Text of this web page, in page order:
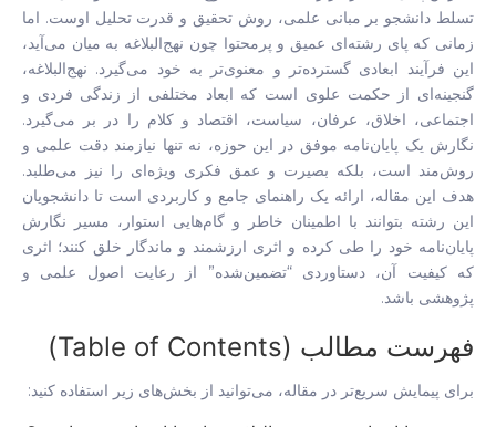
تسلط دانشجو بر مبانی علمی، روش تحقیق و قدرت تحلیل اوست. اما
زمانی که پای رشته‌ای عمیق و پرمحتوا چون نهج‌البلاغه به میان می‌آید،
این فرآیند ابعادی گسترده‌تر و معنوی‌تر به خود می‌گیرد. نهج‌البلاغه،
گنجینه‌ای از حکمت علوی است که ابعاد مختلفی از زندگی فردی و
اجتماعی، اخلاق، عرفان، سیاست، اقتصاد و کلام را در بر می‌گیرد.
نگارش یک پایان‌نامه موفق در این حوزه، نه تنها نیازمند دقت علمی و
روش‌مند است، بلکه بصیرت و عمق فکری ویژه‌ای را نیز می‌طلبد.
هدف این مقاله، ارائه یک راهنمای جامع و کاربردی است تا دانشجویان
این رشته بتوانند با اطمینان خاطر و گام‌هایی استوار، مسیر نگارش
پایان‌نامه خود را طی کرده و اثری ارزشمند و ماندگار خلق کنند؛ اثری
که کیفیت آن، دستاوردی “تضمین‌شده” از رعایت اصول علمی و
پژوهشی باشد.
فهرست مطالب (Table of Contents)
برای پیمایش سریع‌تر در مقاله، می‌توانید از بخش‌های زیر استفاده کنید: